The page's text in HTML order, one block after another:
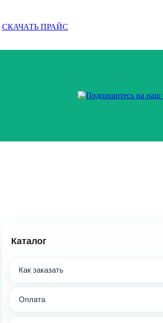
СКАЧАТЬ ПРАЙС
Каталог
Как заказать
Оплата